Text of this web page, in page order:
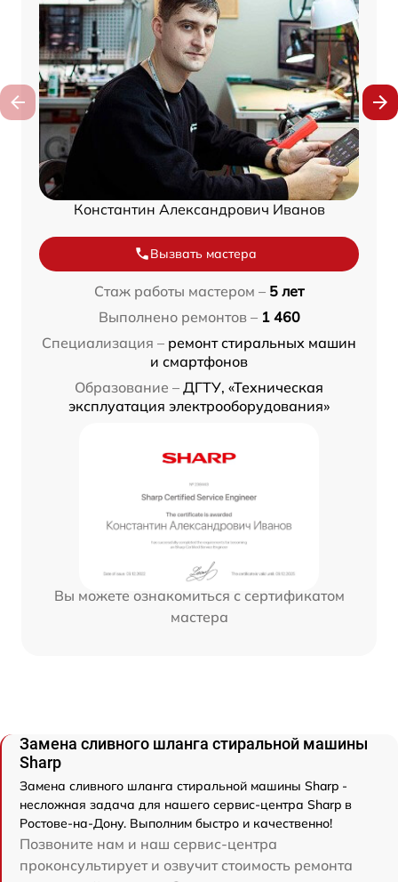
Константин Александрович Иванов
Вызвать мастера
Стаж работы мастером – 5 лет
Выполнено ремонтов – 1 460
Специализация – ремонт стиральных машин
и смартфонов
Образование – ДГТУ, «Техническая
эксплуатация электрооборудования»
Вы можете ознакомиться с сертификатом
мастера
Замена сливного шланга стиральной машины
Sharp
Замена сливного шланга стиральной машины Sharp -
несложная задача для нашего сервис-центра Sharp в
Ростове-на-Дону. Выполним быстро и качественно!
Позвоните нам и наш сервис-центра
проконсультирует и озвучит стоимость ремонта